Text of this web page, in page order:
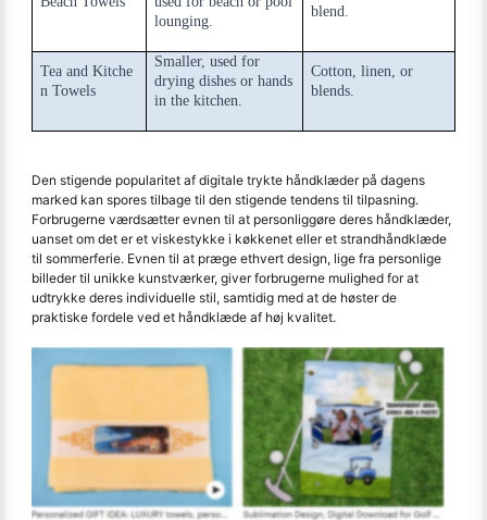
lounging.
blend.
Tea and Kitche
n Towels
Smaller, used for
drying dishes or hands
in the kitchen.
Cotton, linen, or
blends.
Den stigende popularitet af digitale trykte håndklæder på dagens
marked kan spores tilbage til den stigende tendens til tilpasning.
Forbrugerne værdsætter evnen til at personliggøre deres håndklæder,
uanset om det er et viskestykke i køkkenet eller et strandhåndklæde
til sommerferie. Evnen til at præge ethvert design, lige fra personlige
billeder til unikke kunstværker, giver forbrugerne mulighed for at
udtrykke deres individuelle stil, samtidig med at de høster de
praktiske fordele ved et håndklæde af høj kvalitet.